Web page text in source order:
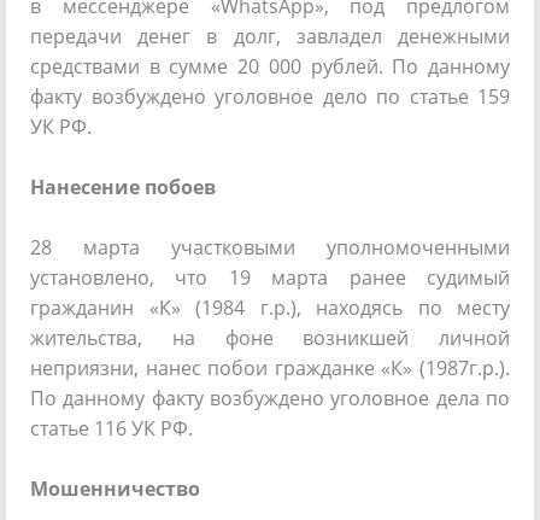
в мессенджере «WhatsApp», под предлогом
передачи денег в долг, завладел денежными
средствами в сумме 20 000 рублей. По данному
факту возбуждено уголовное дело по статье 159
УК РФ.
Нанесение побоев
28 марта участковыми уполномоченными
установлено, что 19 марта ранее судимый
гражданин «К» (1984 г.р.), находясь по месту
жительства, на фоне возникшей личной
неприязни, нанес побои гражданке «К» (1987г.р.).
По данному факту возбуждено уголовное дела по
статье 116 УК РФ.
Мошенничество